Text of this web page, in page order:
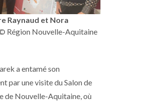
Raynaud et Nora
Région Nouvelle-Aquitaine
a entamé son
par une visite du Salon de
de Nouvelle-Aquitaine, où